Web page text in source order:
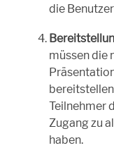
die
müssen die
Teilnehmer
Zugang zu
haben.